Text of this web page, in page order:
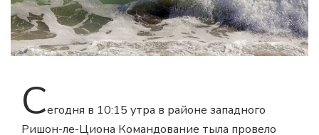
Сегодня в 10:15 утра в районе западного
Ришон-ле-Циона Командование тыла провело